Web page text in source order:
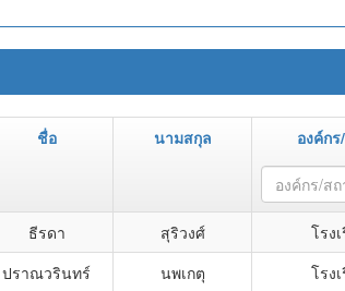
ชื่อ นามสกุล องค์ก
องค์กร/ส
ธีรดา สุริวงศ์ โรง
ปราณวรินทร์ นพเกตุ โรง